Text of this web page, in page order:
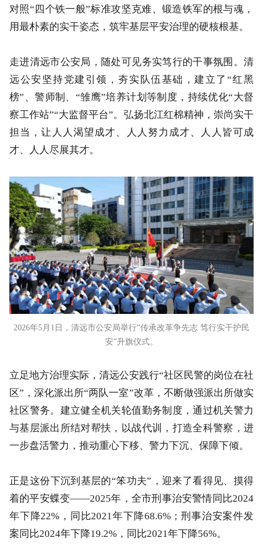
对照“四个铁一般”标准攻坚克难、锻造铁军的根与魂，
用最朴素的实干姿态，筑牢基层平安治理的硬核根基。
走进清远市公安局，随处可见务实笃行的干事氛围。清
远公安坚持党建引领，夯实队伍基础，建立了“红黑
榜”、警师制、“雏鹰”培养计划等制度，持续优化“大督
察工作站”“大监督平台”。弘扬北江红棉精神，崇尚实干
担当，让人人渴望成才、人人努力成才、人人皆可成
才、人人尽展其才。
2026年5月1日，清远市公安局举行“传承改革争先志 笃行实干护民
安”升旗仪式。
立足地方治理实际，清远公安践行“社区民警的岗位在社
区”，深化派出所“两队一室”改革，不断做强派出所做实
社区警务。建立健全机关轮值勤务制度，通过机关警力
与基层派出所结对帮扶，以战代训，打造全科警察，进
一步盘活警力，推动重心下移、警力下沉、保障下倾。
正是这份下沉到基层的“笨功夫”，迎来了看得见、摸得
着的平安蝶变——2025年，全市刑事治安警情同比2024
年下降22%，同比2021年下降68.6%；刑事治安案件发
案同比2024年下降19.2%，同比2021年下降56%。